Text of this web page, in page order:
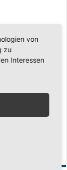
von
zu
Interessen